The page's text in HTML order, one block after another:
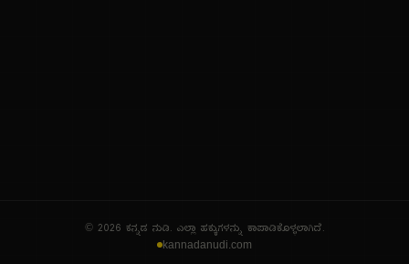
© 2026 ಕನ್ನಡ ನುಡಿ. ಎಲ್ಲಾ ಹಕ್ಕುಗಳನ್ನು ಕಾಪಾಡಿಕೊಳ್ಳಲಾಗಿದೆ.
kannadanudi.com